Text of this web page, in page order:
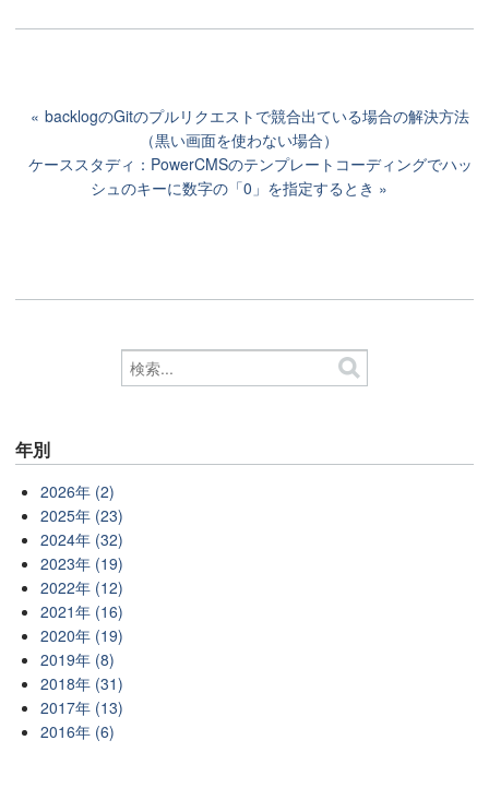
backlogのGitのプルリクエストで競合出ている場合の解決方法
（黒い画面を使わない場合）
ケーススタディ：PowerCMSのテンプレートコーディングでハッ
シュのキーに数字の「0」を指定するとき
年別
2026年 (2)
2025年 (23)
2024年 (32)
2023年 (19)
2022年 (12)
2021年 (16)
2020年 (19)
2019年 (8)
2018年 (31)
2017年 (13)
2016年 (6)